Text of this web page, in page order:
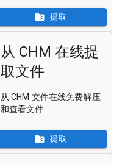
提取
从 CHM 在线提
取文件
从 CHM 文件在线免费解压
和查看文件
提取